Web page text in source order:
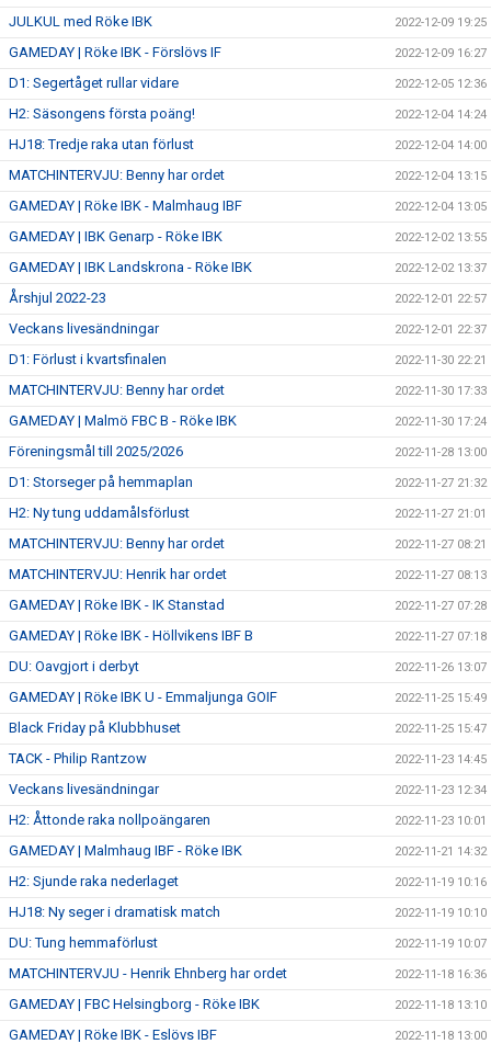
JULKUL med Röke IBK 2022-12-09 19:25
GAMEDAY | Röke IBK - Förslövs IF 2022-12-09 16:27
D1: Segertåget rullar vidare 2022-12-05 12:36
H2: Säsongens första poäng! 2022-12-04 14:24
HJ18: Tredje raka utan förlust 2022-12-04 14:00
MATCHINTERVJU: Benny har ordet 2022-12-04 13:15
GAMEDAY | Röke IBK - Malmhaug IBF 2022-12-04 13:05
GAMEDAY | IBK Genarp - Röke IBK 2022-12-02 13:55
GAMEDAY | IBK Landskrona - Röke IBK 2022-12-02 13:37
Årshjul 2022-23 2022-12-01 22:57
Veckans livesändningar 2022-12-01 22:37
D1: Förlust i kvartsfinalen 2022-11-30 22:21
MATCHINTERVJU: Benny har ordet 2022-11-30 17:33
GAMEDAY | Malmö FBC B - Röke IBK 2022-11-30 17:24
Föreningsmål till 2025/2026 2022-11-28 13:00
D1: Storseger på hemmaplan 2022-11-27 21:32
H2: Ny tung uddamålsförlust 2022-11-27 21:01
MATCHINTERVJU: Benny har ordet 2022-11-27 08:21
MATCHINTERVJU: Henrik har ordet 2022-11-27 08:13
GAMEDAY | Röke IBK - IK Stanstad 2022-11-27 07:28
GAMEDAY | Röke IBK - Höllvikens IBF B 2022-11-27 07:18
DU: Oavgjort i derbyt 2022-11-26 13:07
GAMEDAY | Röke IBK U - Emmaljunga GOIF 2022-11-25 15:49
Black Friday på Klubbhuset 2022-11-25 15:47
TACK - Philip Rantzow 2022-11-23 14:45
Veckans livesändningar 2022-11-23 12:34
H2: Åttonde raka nollpoängaren 2022-11-23 10:01
GAMEDAY | Malmhaug IBF - Röke IBK 2022-11-21 14:32
H2: Sjunde raka nederlaget 2022-11-19 10:16
HJ18: Ny seger i dramatisk match 2022-11-19 10:10
DU: Tung hemmaförlust 2022-11-19 10:07
MATCHINTERVJU - Henrik Ehnberg har ordet 2022-11-18 16:36
GAMEDAY | FBC Helsingborg - Röke IBK 2022-11-18 13:10
GAMEDAY | Röke IBK - Eslövs IBF 2022-11-18 13:00